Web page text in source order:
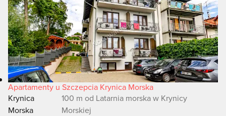
Apartamenty u Szczepcia Krynica Morska
Krynica
Morska
100 m od Latarnia morska w Krynicy
Morskiej